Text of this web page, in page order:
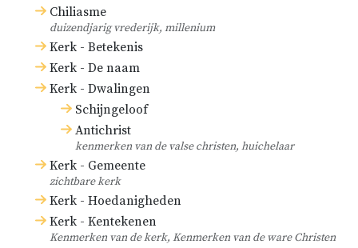
Chiliasme
duizendjarig vrederijk, millenium
Kerk - Betekenis
Kerk - De naam
Kerk - Dwalingen
Schijngeloof
Antichrist
kenmerken van de valse christen, huichelaar
Kerk - Gemeente
zichtbare kerk
Kerk - Hoedanigheden
Kerk - Kentekenen
Kenmerken van de kerk, Kenmerken van de ware Christen